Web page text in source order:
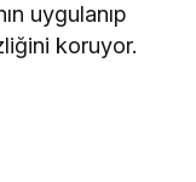
uygulanıp
koruyor.